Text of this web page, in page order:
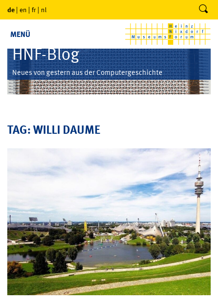
de | en | fr | nl
MENÜ
HNF-Blog
Neues von gestern aus der Computergeschichte
TAG: WILLI DAUME